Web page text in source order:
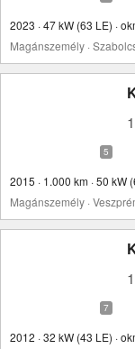
2023 · 47 kW (63 LE) ·
Magánszemély ·
2015 · 1.000 km · 50 kW
Magánszemély ·
2012 · 32 kW (43 LE) ·